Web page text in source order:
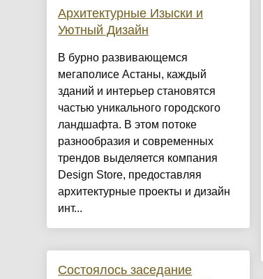
Архитектурные Изыски и
Уютный Дизайн
​В бурно развивающемся
мегаполисе Астаны, каждый
зданий и интерьер становятся
частью уникального городского
ландшафта. В этом потоке
разнообразия и современных
трендов выделяется компания
Design Store, предоставляя
архитектурные проекты и дизайн
инт...
Состоялось заседание